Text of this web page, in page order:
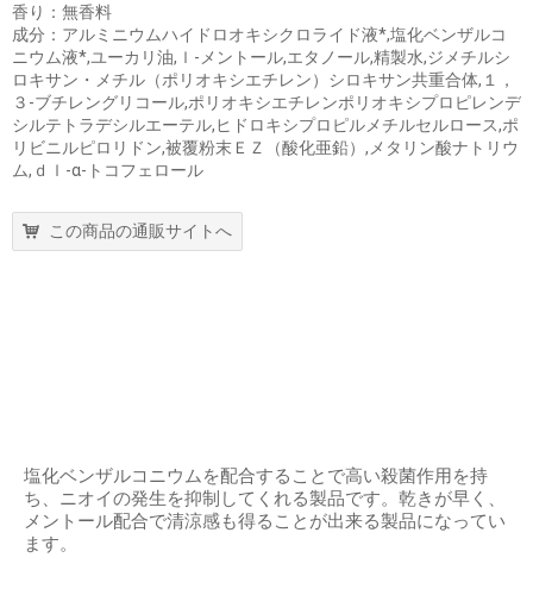
香り：無香料
成分：アルミニウムハイドロオキシクロライド液*,塩化ベンザルコ
ニウム液*,ユーカリ油,ｌ-メントール,エタノール,精製水,ジメチルシ
ロキサン・メチル（ポリオキシエチレン）シロキサン共重合体,１，
３-ブチレングリコール,ポリオキシエチレンポリオキシプロピレンデ
シルテトラデシルエーテル,ヒドロキシプロピルメチルセルロース,ポ
リビニルピロリドン,被覆粉末ＥＺ（酸化亜鉛）,メタリン酸ナトリウ
ム,ｄｌ-α-トコフェロール
この商品の通販サイトへ
塩化ベンザルコニウムを配合することで高い殺菌作用を持
ち、ニオイの発生を抑制してくれる製品です。乾きが早く、
メントール配合で清涼感も得ることが出来る製品になってい
ます。